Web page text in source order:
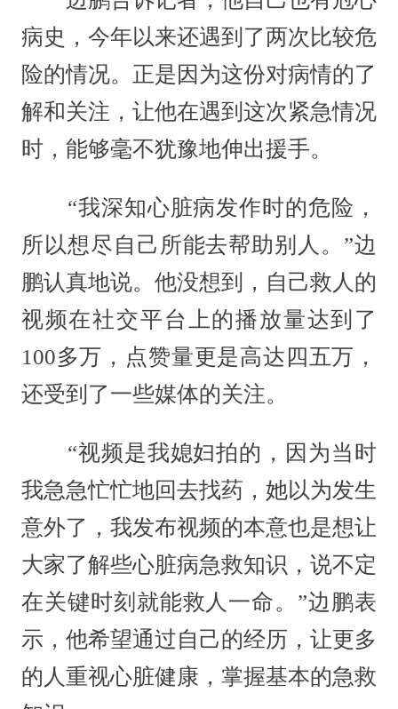
病史，今年以来还遇到了两次比较危
险的情况。正是因为这份对病情的了
解和关注，让他在遇到这次紧急情况
时，能够毫不犹豫地伸出援手。
“我深知心脏病发作时的危险，
所以想尽自己所能去帮助别人。”边
鹏认真地说。他没想到，自己救人的
视频在社交平台上的播放量达到了
100多万，点赞量更是高达四五万，
还受到了一些媒体的关注。
“视频是我媳妇拍的，因为当时
我急急忙忙地回去找药，她以为发生
意外了，我发布视频的本意也是想让
大家了解些心脏病急救知识，说不定
在关键时刻就能救人一命。”边鹏表
示，他希望通过自己的经历，让更多
的人重视心脏健康，掌握基本的急救